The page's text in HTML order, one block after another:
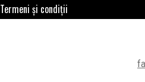
Termeni și condiții